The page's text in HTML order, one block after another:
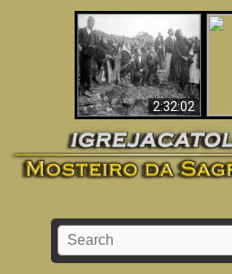
2:32:02
O Terceiro Segredo
de Fátima